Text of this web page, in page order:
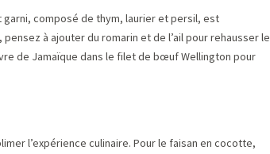
composé de thym, laurier et persil, est
à ajouter du romarin et de l’ail pour rehausser le
de Jamaïque dans le filet de bœuf Wellington pour
l’expérience culinaire. Pour le faisan en cocotte,